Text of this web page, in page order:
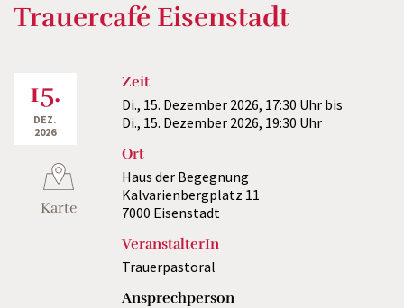
Trauercafé Eisenstadt
15.
DEZ.
2026
Karte
Zeit
Di., 15. Dezember 2026, 17:30 Uhr bis
Di., 15. Dezember 2026, 19:30 Uhr
Ort
Haus der Begegnung
Kalvarienbergplatz 11
7000 Eisenstadt
VeranstalterIn
Trauerpastoral
Ansprechperson